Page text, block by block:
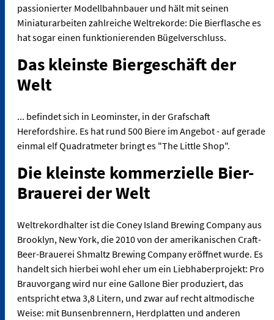
passionierter Modellbahnbauer und hält mit seinen
Miniaturarbeiten zahlreiche Weltrekorde: Die Bierflasche es
hat sogar einen funktionierenden Bügelverschluss.
Das kleinste Biergeschäft der
Welt
... befindet sich in Leominster, in der Grafschaft
Herefordshire. Es hat rund 500 Biere im Angebot - auf gerade
einmal elf Quadratmeter bringt es "The Little Shop".
Die kleinste kommerzielle Bier-
Brauerei der Welt
Weltrekordhalter ist die Coney Island Brewing Company aus
Brooklyn, New York, die 2010 von der amerikanischen Craft-
Beer-Brauerei Shmaltz Brewing Company eröffnet wurde. Es
handelt sich hierbei wohl eher um ein Liebhaberprojekt: Pro
Brauvorgang wird nur eine Gallone Bier produziert, das
entspricht etwa 3,8 Litern, und zwar auf recht altmodische
Weise: mit Bunsenbrennern, Herdplatten und anderen